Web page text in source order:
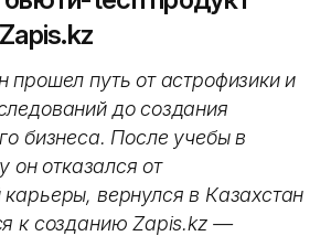
прошел путь от астрофизики и
до создания
бизнеса. После учебы в
он отказался от
вернулся в Казахстан
к созданию Zapis.kz —